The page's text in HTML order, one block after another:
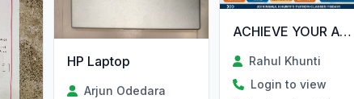
HP Laptop
Arjun Odedara
ACHIEVE YOUR ACADEMIC GOALS!
Rahul Khunti
Login to view